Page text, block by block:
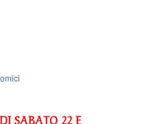
SABATO 22 E